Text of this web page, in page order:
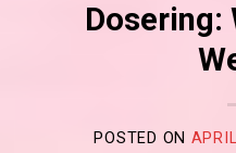
Dosering:
POSTED ON